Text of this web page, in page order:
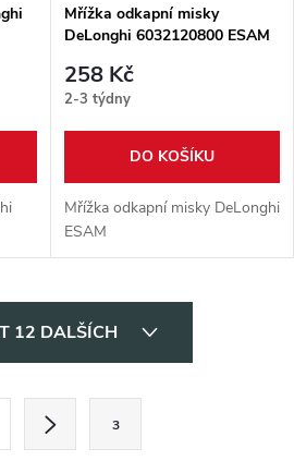
Mřížka odkapní misky
DeLonghi 6032120800 ESAM
258 Kč
2-3 týdny
DO KOŠÍKU
Mřížka odkapní misky DeLonghi
ESAM
12 DALŠÍCH
3